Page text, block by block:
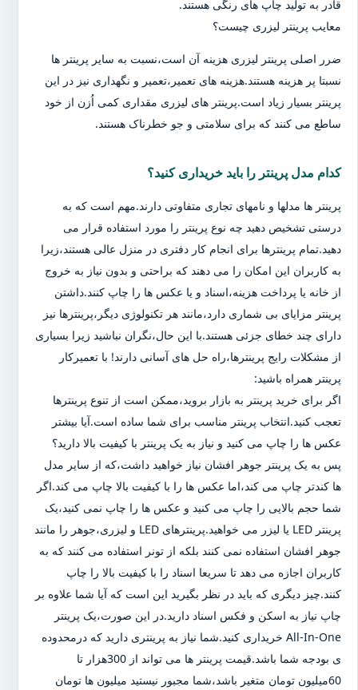
قادر به تولید چاپ های رنگی هستند.
معایب پرینتر لیزری چیست؟
ضرر اصلی پرینتر لیزری هزینه آن است،نسبت به سایر پرینتر ها
نسبتا پر هزینه هستند.هزینه های تعمیر،تعمیر و نگهداری نیز در این
پرینتر بسیار زیاد است.پرینتر های لیزری مقداری کمی اُزن از خود
ساطع می کنند که برای سلامتی و جو خطرناک هستند.
کدام مدل پرینتر را باید خریداری کنید؟
پرینتر ها مدلها و نامهای تجاری متفاوتی دارند.مهم است که به
درستی تشخیص دهید چه نوع پرینتر را مورد استفاده قرار می
دهید.تمام پرینترها برای انجام کار دفتری در منزل عالی هستند،زیرا
به کاربران این امکان را می دهند که براحتی و بدون نیاز به خروج
از خانه یا پرداخت هزینه،اسناد و یا عکس ها را چاپ کنند.داشتن
پرینتر مزایای بی شماری دارد،مانند هر تکنولوژی دیگر،پرینترها نیز
دارای چند خطای جزئی هستند.با این حال،نگران نباشید زیرا بسیاری
از مشکلات رایج پرینترها،راه حل های آسانی دارند! با تعمیرکار
پرینتر همراه باشید:
اگر برای خرید پرینتر به بازار بروید،ممکن است از تنوع پرینترها
تعجب کنید.انتخاب پرینتر مناسب برای شما ساده است.آیا بیشتر
عکس ها را چاپ می کنید و نیاز به یک پرینتر با کیفیت بالا دارید؟
پس به یک پرینتر جوهر افشان نیاز خواهید داشت،که از سایر مدل
ها کندتر چاپ می کند،اما عکس ها را با کیفیت بالا چاپ می کند.اگر
شما حجم بالایی را چاپ می کنید و عکس ها را چاپ نمی کنید،یک
پرینتر LED یا لیزر می خواهید.پرینترهای LED و لیزری،جوهر را مانند
جوهر افشان استفاده نمی کنند بلکه از تونر استفاده می کنند که به
کاربران اجازه می دهد تا سریعا اسناد را با کیفیت بالا را چاپ
کنند.چیز دیگری که باید در نظر بگیرید این است که آیا شما علاوه بر
چاپ نیاز به اسکن و فکس اسناد دارید.در این صورت،یک پرینتر
All-In-One خریداری کنید.شما نیاز به پرینتری دارید که درمحدوده
ی بودجه شما باشد.قیمت پرینتر ها می تواند از 300هزار تا
60میلیون تومان متغیر باشد،شما مجبور نیستید میلیون ها تومان